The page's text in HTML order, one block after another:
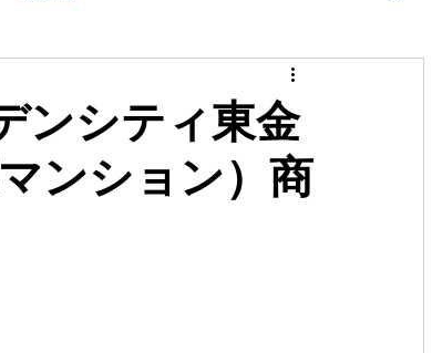
ンシティ東金
ンション）商